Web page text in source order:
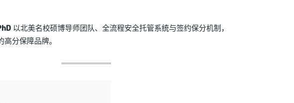
以北美名校硕博导师团队、全流程安全托管系统与签约保分机制，
分保障品牌。